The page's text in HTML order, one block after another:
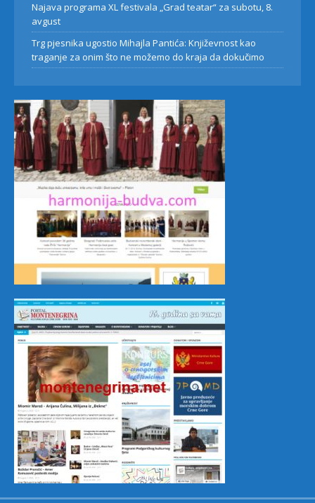
Najava programa XL festivala „Grad teatar“ za subotu, 8.
avgust
Trg pjesnika ugostio Mihajla Pantića: Književnost kao
traganje za onim što ne možemo do kraja da dokučimo